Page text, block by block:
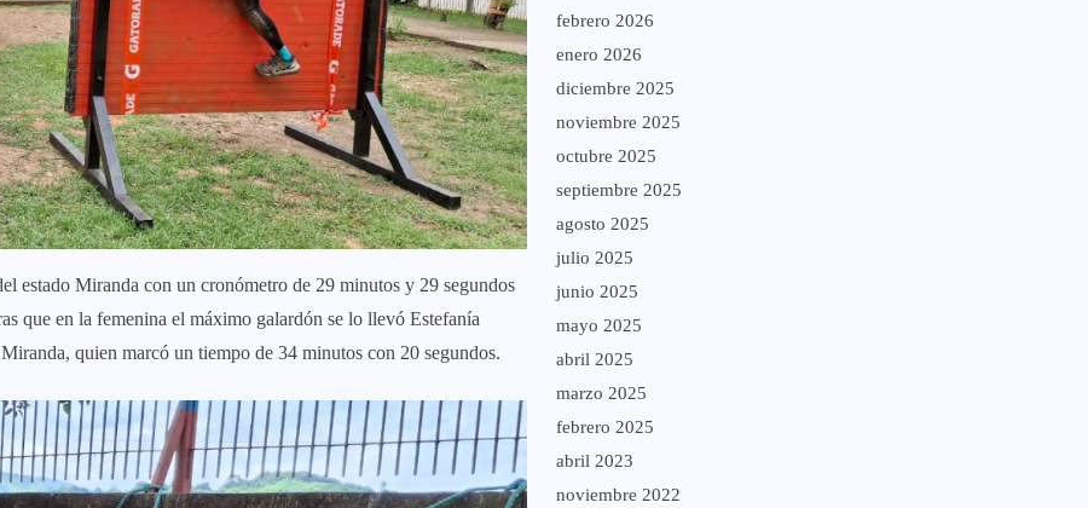
estado Miranda con un cronómetro de 29 minutos y 29 segundos
que en la femenina el máximo galardón se lo llevó Estefanía
quien marcó un tiempo de 34 minutos con 20 segundos.
febrero 2026
enero 2026
diciembre 2025
noviembre 2025
octubre 2025
septiembre 2025
agosto 2025
julio 2025
junio 2025
mayo 2025
abril 2025
marzo 2025
febrero 2025
abril 2023
noviembre 2022